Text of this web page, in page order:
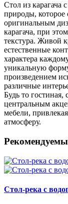
Стол из карагача
природы, которое
оригинальным
карагача, при
текстура. Живой
естественные
характера
уникальную
произведением
различные
Будь то гостиная,
центральным
мебели,
атмосферу.
Стол-река с